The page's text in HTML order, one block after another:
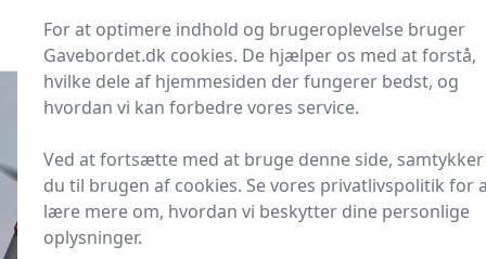
Søg
Udgivet iGaveideer til Drenge
Hvilken begynderdrone passer til
en 12-årig dreng?
For at optimere indhold og brugeroplevelse bruger
Gavebordet.dk cookies. De hjælper os med at forstå,
hvilke dele af hjemmesiden der fungerer bedst, og
hvordan vi kan forbedre vores service.
Ved at fortsætte med at bruge denne side, samtykker
du til brugen af cookies. Se vores privatlivspolitik for
lære mere om, hvordan vi beskytter dine personlige
oplysninger.